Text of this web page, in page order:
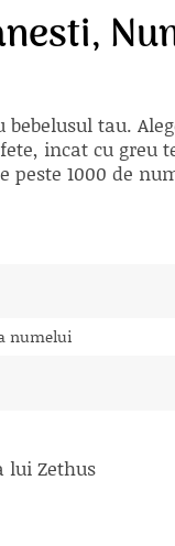
tau.
incat cu greu
1000 de
numelui
lui Zethus